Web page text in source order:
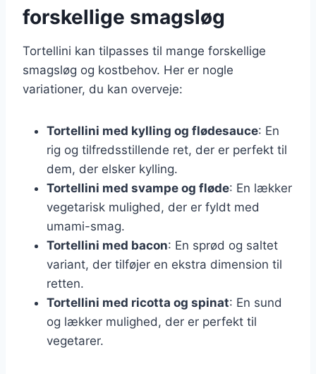
forskellige smagsløg
Tortellini kan tilpasses til mange forskellige
smagsløg og kostbehov. Her er nogle
variationer, du kan overveje:
Tortellini med kylling og flødesauce: En
rig og tilfredsstillende ret, der er perfekt til
dem, der elsker kylling.
Tortellini med svampe og fløde: En lækker
vegetarisk mulighed, der er fyldt med
umami-smag.
Tortellini med bacon: En sprød og saltet
variant, der tilføjer en ekstra dimension til
retten.
Tortellini med ricotta og spinat: En sund
og lækker mulighed, der er perfekt til
vegetarer.